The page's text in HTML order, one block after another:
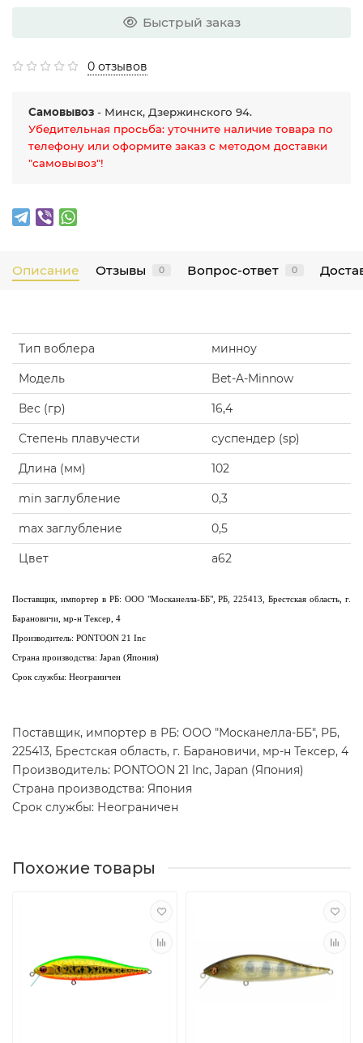
Быстрый заказ
0 отзывов
Самовывоз - Минск, Дзержинского 94.
Убедительная просьба: уточните наличие товара по
телефону или оформите заказ с методом доставки
"самовывоз"!
Описание Отзывы 0 Вопрос-ответ 0
Тип воблера минноу
Модель Bet-A-Minnow
Вес (гр) 16,4
Степень плавучести суспендер (sp)
Длина (мм) 102
min заглубление 0,3
max заглубление 0,5
Цвет a62
Поставщик, импортер в РБ: ООО "Москанелла-ББ", РБ, 225413, Брестская область, г.
Барановичи, мр-н Тексер, 4
Производитель: PONTOON 21 Inc
Страна производства: Japan (Япония)
Срок службы: Неограничен
Поставщик, импортер в РБ: ООО "Москанелла-ББ", РБ,
225413, Брестская область, г. Барановичи, мр-н Тексер, 4
Производитель: PONTOON 21 Inc, Japan (Япония)
Страна производства: Япония
Срок службы: Неограничен
Похожие товары